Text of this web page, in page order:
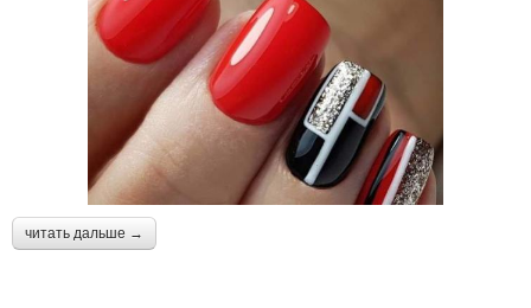
читать дальше →